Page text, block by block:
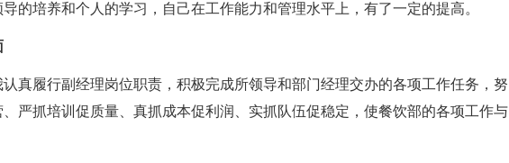
的培养和个人的学习，自己在工作能力和管理水平上，有了一定的提高。
真履行副经理岗位职责，积极完成所领导和部门经理交办的各项工作任务，努
严抓培训促质量、真抓成本促利润、实抓队伍促稳定，使餐饮部的各项工作与